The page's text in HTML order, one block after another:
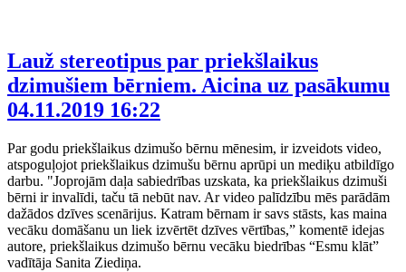
Lauž stereotipus par priekšlaikus
dzimušiem bērniem. Aicina uz pasākumu
04.11.2019 16:22
Par godu priekšlaikus dzimušo bērnu mēnesim, ir izveidots video,
atspoguļojot priekšlaikus dzimušu bērnu aprūpi un mediķu atbildīgo
darbu. "Joprojām daļa sabiedrības uzskata, ka priekšlaikus dzimuši
bērni ir invalīdi, taču tā nebūt nav. Ar video palīdzību mēs parādām
dažādos dzīves scenārijus. Katram bērnam ir savs stāsts, kas maina
vecāku domāšanu un liek izvērtēt dzīves vērtības,” komentē idejas
autore, priekšlaikus dzimušo bērnu vecāku biedrības “Esmu klāt”
vadītāja Sanita Ziediņa.